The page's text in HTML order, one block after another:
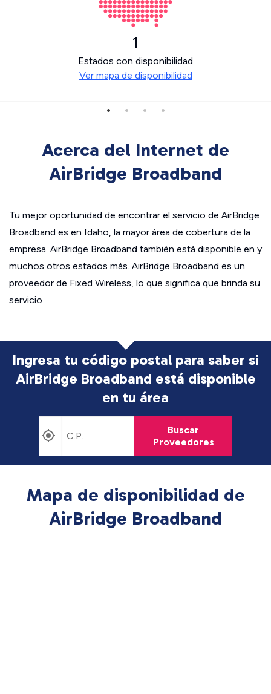
1
Estados con disponibilidad
Ver mapa de disponibilidad
Acerca del Internet de
AirBridge Broadband
Tu mejor oportunidad de encontrar el servicio de AirBridge
Broadband es en Idaho, la mayor área de cobertura de la
empresa. AirBridge Broadband también está disponible en y
muchos otros estados más. AirBridge Broadband es un
proveedor de Fixed Wireless, lo que significa que brinda su
servicio
Ingresa tu código postal para saber si
AirBridge Broadband está disponible
en tu área
Buscar
Proveedores
Mapa de disponibilidad de
AirBridge Broadband